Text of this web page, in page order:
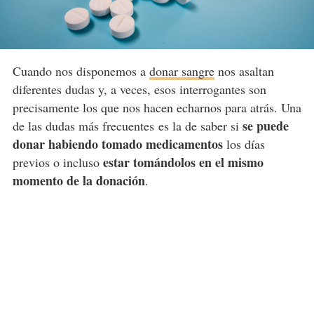
Cuando nos disponemos a donar sangrenos asaltan
diferentes dudas y, a veces, esos interrogantes son
precisamente los que nos hacen echarnos para atrás. Una
de las dudas más frecuentes es la de saber si se puede
donar habiendo tomado medicamentoslos días
previos o incluso estar tomándolos en el mismo
momento de la donación.